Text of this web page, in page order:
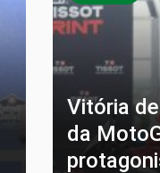
Vitória
da